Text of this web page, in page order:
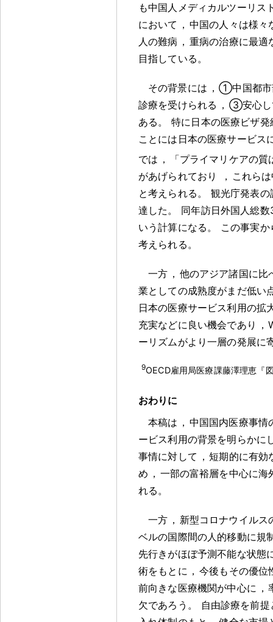
も中国人メディカルツーリス
において ， 中国の人々は様々
人の難病 ， 重病の治療に最適
目指している 。
その背景には ， ①中国都市
診療を受けられる ， ③安心し
ある 。
特に日本の医療ビザ
ことには日本の医療サービス
では ，
「プライマリケアの質
があげられており
， これら
と考えられる 。
観光庁発表
達した 。
同年訪日外国人総
いう計算になる 。
この事実
考えられる 。
一方 ， 他のアジア諸国に比
業としての成熟度がまだ低い
日本の医療サービス利用の拡
充実などに良い機会であり
，
ーリズムがより一層の発展に
9OECD雇用局医療課藤澤理恵『
おわりに
本稿は ， 中国国内医療事情
ービス利用の背景を明らかに
事情に対して ， 短期的に有効
め ， 一部の富裕層を中心に
れる。
一方 ， 新型コロナウイルス
ベルの国際間の人的移動に規
先行きがほぼ予測不能な状態
術をもとに ， 今後もその優位
前向きな医療機関が中心に ，
欠であろう 。
自由診療を前